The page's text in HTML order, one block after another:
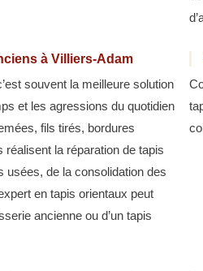
à Villiers-Adam
souvent la meilleure solution
et les agressions du quotidien
fils tirés, bordures
la réparation de tapis
usées, de la consolidation des
en tapis orientaux peut
ancienne ou d’un tapis